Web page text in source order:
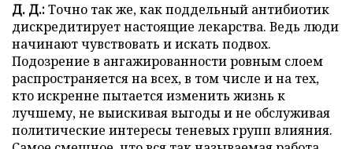
Д. Д.:Точно так же, как поддельный антибиотик
дискредитирует настоящие лекарства. Ведь люди
начинают чувствовать и искать подвох.
Подозрение в ангажированности ровным слоем
распространяется на всех, в том числе и на тех,
кто искренне пытается изменить жизнь к
лучшему, не выискивая выгоды и не обслуживая
политические интересы теневых групп влияния.